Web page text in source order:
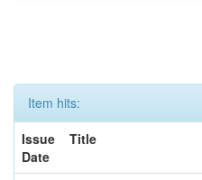
Item hits:
Issue
Date
Title